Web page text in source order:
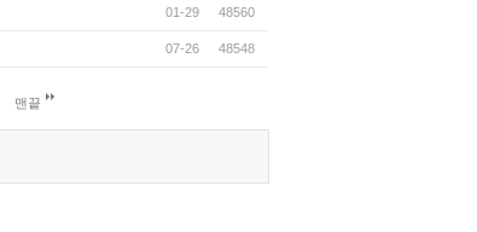
01-29 48560
07-26 48548
맨끝